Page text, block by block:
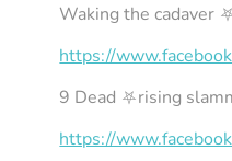
Waking the cadaver
https://
9 Dead ⛧rising
https://